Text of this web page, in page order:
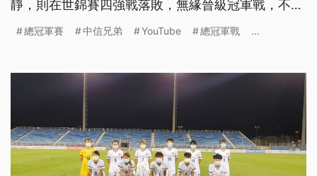
靜，則在世錦賽四強戰落敗，無緣晉級冠軍戰，不過
總冠軍賽 中信兄弟 YouTube 總冠軍戰 ...